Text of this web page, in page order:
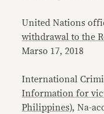
United Nations
withdrawal to the
Marso 17, 2018
International
Information for
Philippines), Na-